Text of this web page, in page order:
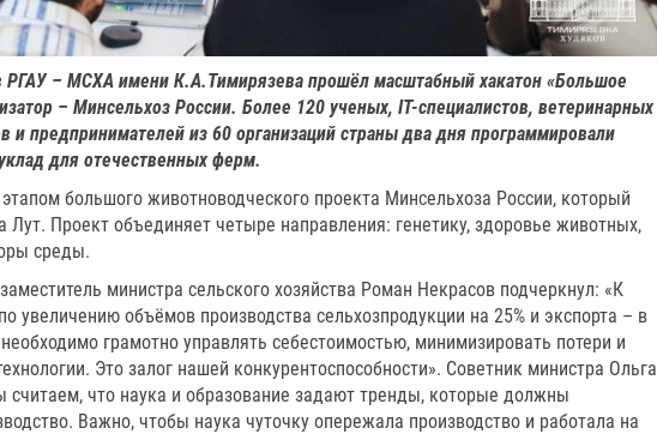
РГАУ – МСХА имени К.А.Тимирязева прошёл масштабный хакатон «Большое
– Минсельхоз России. Более 120 ученых, IT-специалистов, ветеринарных
и предпринимателей из 60 организаций страны два дня программировали
для отечественных ферм.
большого животноводческого проекта Минсельхоза России, который
Лут. Проект объединяет четыре направления: генетику, здоровье животных,
среды.
министра сельского хозяйства Роман Некрасов подчеркнул: «К
увеличению объёмов производства сельхозпродукции на 25% и экспорта – в
грамотно управлять себестоимостью, минимизировать потери и
Это залог нашей конкурентоспособности». Советник министра Ольга
что наука и образование задают тренды, которые должны
Важно, чтобы наука чуточку опережала производство и работала на